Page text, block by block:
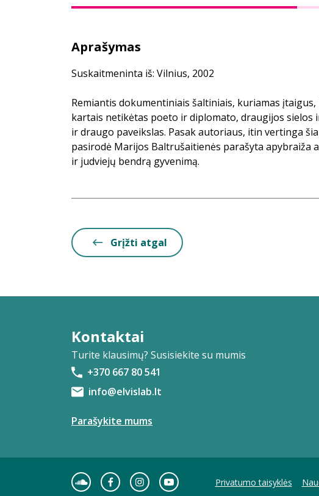
Aprašymas
Suskaitmeninta iš: Vilnius, 2002
Remiantis dokumentiniais šaltiniais, kuriamas įtaigus,
kartais netikėtas poeto ir diplomato, draugijos sielos
ir draugo paveikslas. Pasak autoriaus, itin vertinga
pasirodė Marijos Baltrušaitienės parašyta apybraiža
ir judviejų bendrą gyvenimą.
Grįžti atgal
Kontaktai
Turite klausimų? Susisiekite su mumis
+370 667 80 541
info@elvislab.lt
Parašykite mums
Privatumo taisyklės